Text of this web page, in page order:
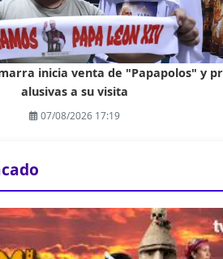
inicia venta de "Papapolos" y
alusivas a su visita
07/08/2026 17:19